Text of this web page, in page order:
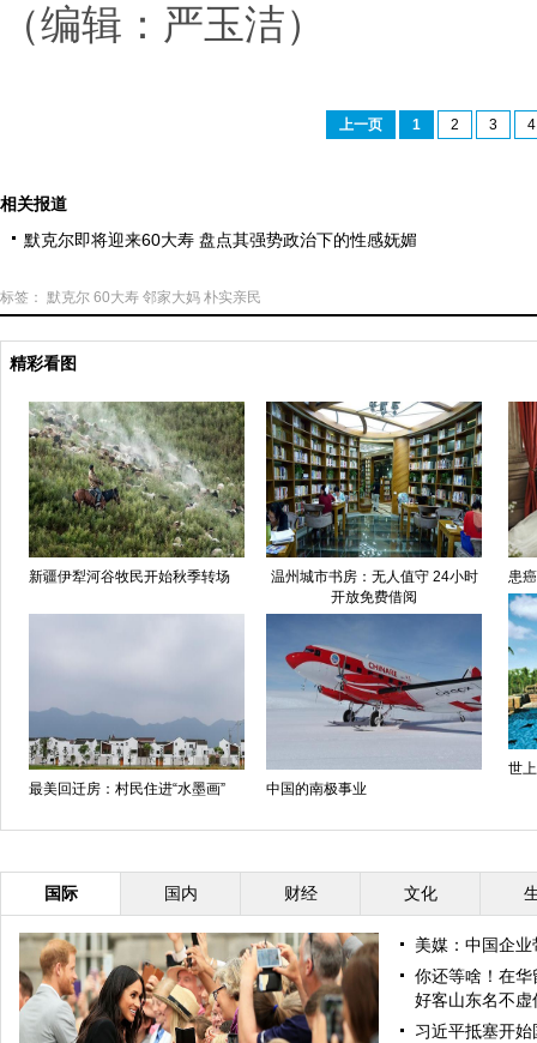
（编辑：严玉洁）
上一页 1 2 3 4
相关报道
默克尔即将迎来60大寿 盘点其强势政治下的性感妩媚
标签： 默克尔 60大寿 邻家大妈 朴实亲民
精彩看图
新疆伊犁河谷牧民开始秋季转场
温州城市书房：无人值守 24小时
开放免费借阅
最美回迁房：村民住进“水墨画” 中国的南极事业
患
世
国际 国内 财经 文化
美媒：中国企
你还等啥！在
好客山东名不虚
习近平抵塞开